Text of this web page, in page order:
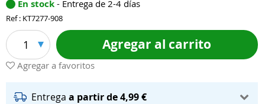
En stock - Entrega de 2-4 días
Ref : KT7277-908
1 Agregar al carrito
Agregar a favoritos
Entrega a partir de 4,99 €